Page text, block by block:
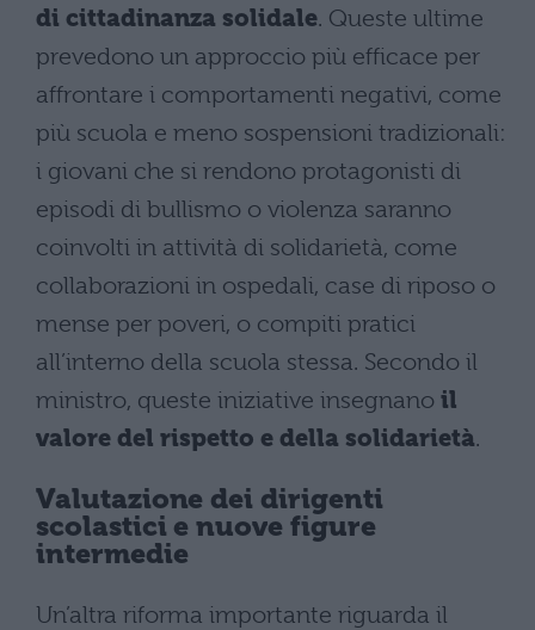
di cittadinanza solidale. Queste ultime
prevedono un approccio più efficace per
affrontare i comportamenti negativi, come
più scuola e meno sospensioni tradizionali:
i giovani che si rendono protagonisti di
episodi di bullismo o violenza saranno
coinvolti in attività di solidarietà, come
collaborazioni in ospedali, case di riposo o
mense per poveri, o compiti pratici
all’interno della scuola stessa. Secondo il
ministro, queste iniziative insegnano il
valore del rispetto e della solidarietà.
Valutazione dei dirigenti
scolastici e nuove figure
intermedie
Un’altra riforma importante riguarda il